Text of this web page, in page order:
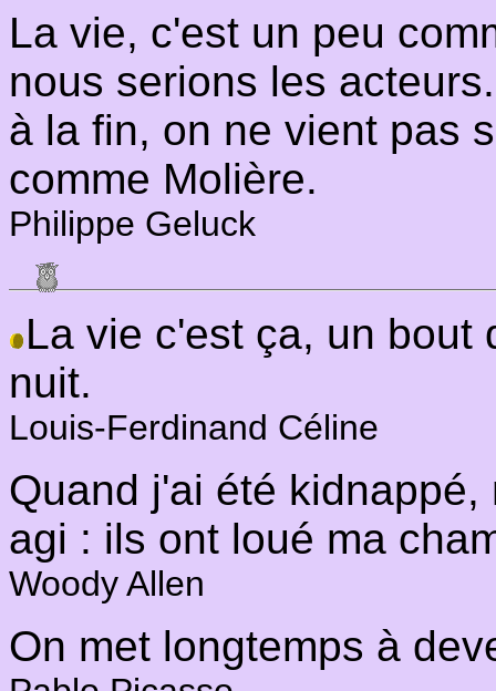
La vie, c'est un peu
nous serions les
à la fin, on ne vient pas
comme Molière.
Philippe Geluck
La vie c'est ça, un bout
nuit.
Louis-Ferdinand Céline
Quand j'ai été
agi : ils ont loué ma
Woody Allen
On met longtemps à